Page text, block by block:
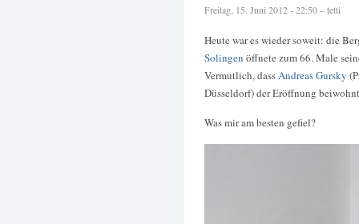
Freitag, 15. Juni 2012 - 22:50 – tetti
Heute war es wieder soweit: die
Solingen öffnete zum 66. Male
Vermutlich, dass Andreas Gursky
Düsseldorf) der Eröffnung
Was mir am besten gefiel?